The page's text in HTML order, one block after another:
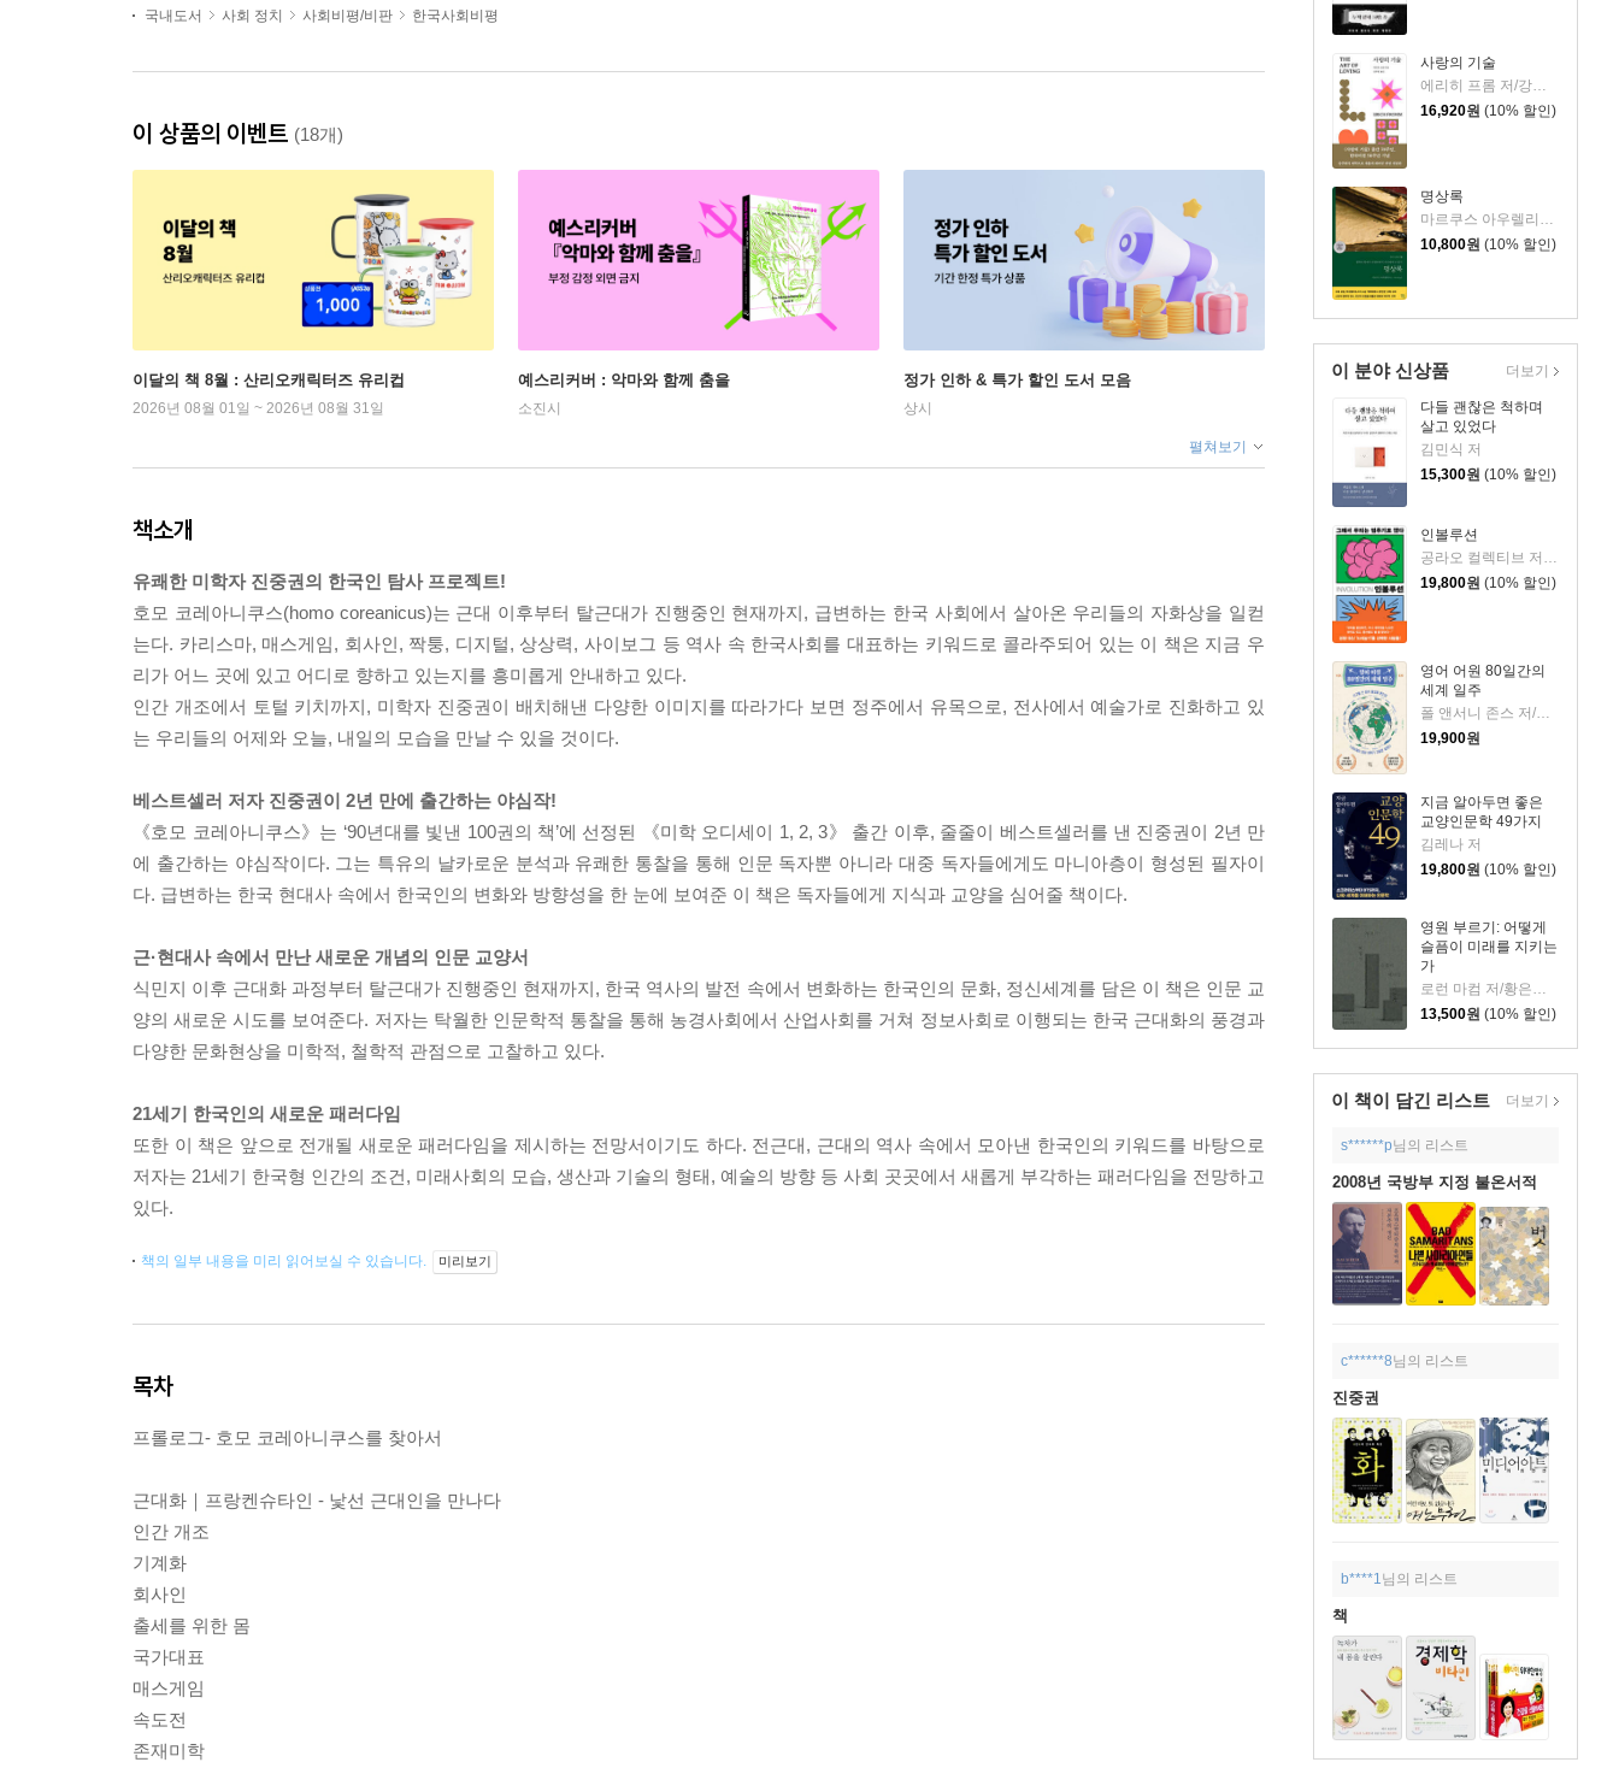
사랑의 기술
에리히 프롬 저/강주헌 역
16,920원 (10% 할인)
명상록
10,800원 (10% 할인)
이 분야 신상품
다들 괜찮은 척하며
살고 있었다
김민식 저
15,300원 (10% 할인)
인볼루션
공라오 컬렉티브 저/홍명교 역
19,800원 (10% 할인)
영어 어원 80일간의
세계 일주
19,900원
지금 알아두면 좋은
교양인문학 49가지
김레나 저
19,800원 (10% 할인)
영원 부르기: 어떻게
슬픔이 미래를 지키는
가
로런 마컴 저/황은주 역
13,500원 (10% 할인)
더보기
이 책이 담긴 리스트 더보기
s******p님의 리스트
2008년 국방부 지정 불온서적
c******8님의 리스트
진중권
b****1 님의 리스트
책
국내도서
사회 정치 사회비평/비판 한국사회비평
이 상품의 이벤트 (18개)
이달의 책 8월 : 산리오캐릭터즈 유리컵
2026년 08월 01일 ~ 2026년 08월 31일
예스리커버 : 악마와 함께 춤을
소진시
정가 인하 & 특가 할인 도서 모음
상시
펼쳐보기
책소개
유쾌한 미학자 진중권의 한국인 탐사 프로젝트!
호모 코레아니쿠스(homo coreanicus)는 근대 이후부터 탈근대가 진행중인 현재까지, 급변하는 한국 사회에서 살아온 우리들의 자화상을 일컫
는다. 카리스마, 매스게임, 회사인, 짝퉁, 디지털, 상상력, 사이보그 등 역사 속 한국사회를 대표하는 키워드로 콜라주되어 있는 이 책은 지금 우
리가 어느 곳에 있고 어디로 향하고 있는지를 흥미롭게 안내하고 있다.
인간 개조에서 토털 키치까지, 미학자 진중권이 배치해낸 다양한 이미지를 따라가다 보면 정주에서 유목으로, 전사에서 예술가로 진화하고 있
는 우리들의 어제와 오늘, 내일의 모습을 만날 수 있을 것이다.
베스트셀러 저자 진중권이 2년 만에 출간하는 야심작!
《호모 코레아니쿠스》는 ‘90년대를 빛낸 100권의 책’에 선정된 《미학 오디세이 1, 2, 3》 출간 이후, 줄줄이 베스트셀러를 낸 진중권이 2년 만
에 출간하는 야심작이다. 그는 특유의 날카로운 분석과 유쾌한 통찰을 통해 인문 독자뿐 아니라 대중 독자들에게도 마니아층이 형성된 필자이
다. 급변하는 한국 현대사 속에서 한국인의 변화와 방향성을 한 눈에 보여준 이 책은 독자들에게 지식과 교양을 심어줄 책이다.
근·현대사 속에서 만난 새로운 개념의 인문 교양서
식민지 이후 근대화 과정부터 탈근대가 진행중인 현재까지, 한국 역사의 발전 속에서 변화하는 한국인의 문화, 정신세계를 담은 이 책은 인문 교
양의 새로운 시도를 보여준다. 저자는 탁월한 인문학적 통찰을 통해 농경사회에서 산업사회를 거쳐 정보사회로 이행되는 한국 근대화의 풍경과
다양한 문화현상을 미학적, 철학적 관점으로 고찰하고 있다.
21세기 한국인의 새로운 패러다임
또한 이 책은 앞으로 전개될 새로운 패러다임을 제시하는 전망서이기도 하다. 전근대, 근대의 역사 속에서 모아낸 한국인의 키워드를 바탕으로
저자는 21세기 한국형 인간의 조건, 미래사회의 모습, 생산과 기술의 형태, 예술의 방향 등 사회 곳곳에서 새롭게 부각하는 패러다임을 전망하고
있다.
책의 일부 내용을 미리 읽어보실 수 있습니다. 미리보기
목차
프롤로그- 호모 코레아니쿠스를 찾아서
근대화｜프랑켄슈타인 - 낯선 근대인을 만나다
인간 개조
기계화
회사인
출세를 위한 몸
국가대표
매스게임
속도전
존재미학